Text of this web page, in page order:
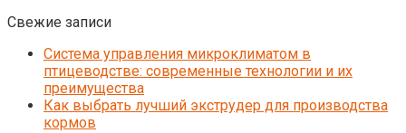
Свежие записи
Система управления микроклиматом в
птицеводстве: современные технологии и их
преимущества
Как выбрать лучший экструдер для производства
кормов